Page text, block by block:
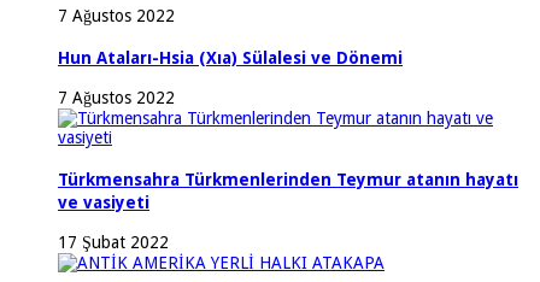
7 Ağustos 2022
Hun Ataları-Hsia (Xıa) Sülalesi ve Dönemi
7 Ağustos 2022
Türkmensahra Türkmenlerinden Teymur atanın hayatı
ve vasiyeti
17 Şubat 2022